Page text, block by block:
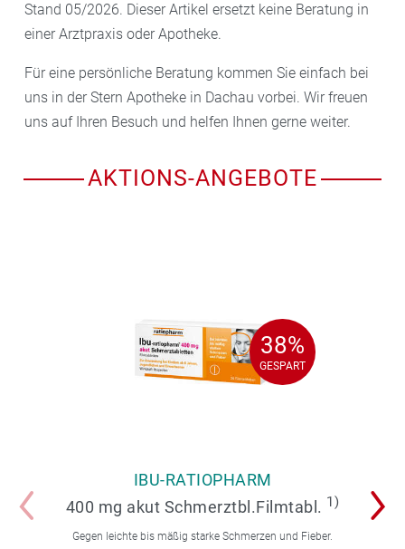
Stand 05/2026. Dieser Artikel ersetzt keine Beratung in
einer Arztpraxis oder Apotheke.
Für eine persönliche Beratung kommen Sie einfach bei
uns in der Stern Apotheke in Dachau vorbei. Wir freuen
uns auf Ihren Besuch und helfen Ihnen gerne weiter.
AKTIONS-ANGEBOTE
38%
GESPART
38%
GESPART
IBU-RATIOPHARM
400 mg akut Schmerztbl.Filmtabl. 1)
Gegen leichte bis mäßig starke Schmerzen und Fieber.